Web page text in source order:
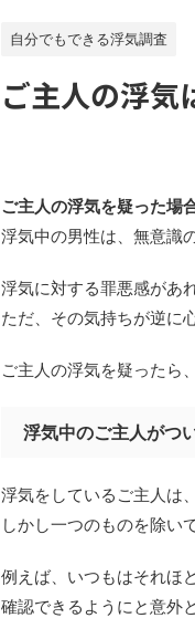
自分でもできる浮気調査
ご主人の浮気
ご主人の浮気を疑った場
浮気中の男性は、無意識
浮気に対する罪悪感があ
ただ、その気持ちが逆に
ご主人の浮気を疑ったら
浮気中のご主人がつ
浮気をしているご主人は
しかし一つのものを除い
例えば、いつもはそれほ
確認できるようにと意外